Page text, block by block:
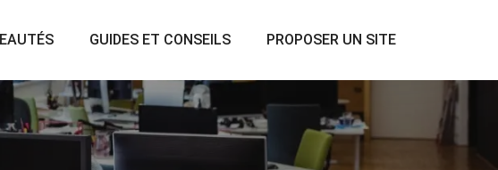
GUIDES ET CONSEILS PROPOSER UN SITE